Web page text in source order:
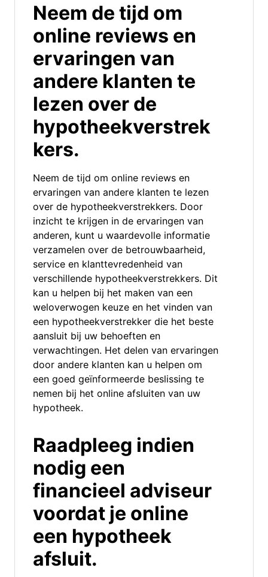
Neem de tijd om
online reviews en
ervaringen van
andere klanten te
lezen over de
hypotheekverstrek
kers.
Neem de tijd om online reviews en
ervaringen van andere klanten te lezen
over de hypotheekverstrekkers. Door
inzicht te krijgen in de ervaringen van
anderen, kunt u waardevolle informatie
verzamelen over de betrouwbaarheid,
service en klanttevredenheid van
verschillende hypotheekverstrekkers. Dit
kan u helpen bij het maken van een
weloverwogen keuze en het vinden van
een hypotheekverstrekker die het beste
aansluit bij uw behoeften en
verwachtingen. Het delen van ervaringen
door andere klanten kan u helpen om
een goed geïnformeerde beslissing te
nemen bij het online afsluiten van uw
hypotheek.
Raadpleeg indien
nodig een
financieel adviseur
voordat je online
een hypotheek
afsluit.